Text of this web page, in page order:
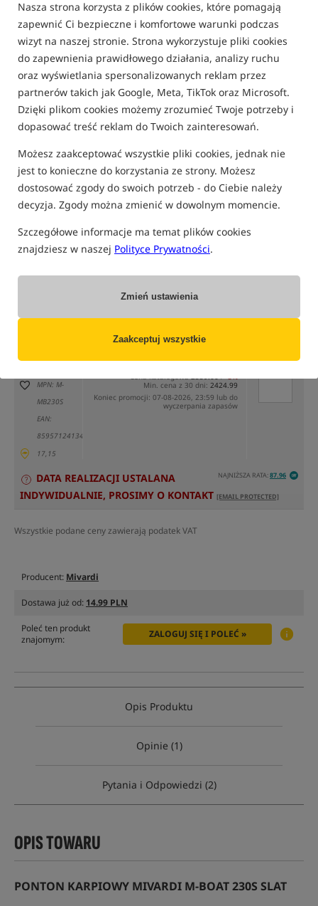
Nasza strona korzysta z plików cookies, które pomagają
zapewnić Ci bezpieczne i komfortowe warunki podczas
wizyt na naszej stronie. Strona wykorzystuje pliki cookies
do zapewnienia prawidłowego działania, analizy ruchu
oraz wyświetlania spersonalizowanych reklam przez
partnerów takich jak Google, Meta, TikTok oraz Microsoft.
Dzięki plikom cookies możemy zrozumieć Twoje potrzeby i
dopasować treść reklam do Twoich zainteresowań.
Możesz zaakceptować wszystkie pliki cookies, jednak nie
jest to konieczne do korzystania ze strony. Możesz
dostosować zgody do swoich potrzeb - do Ciebie należy
decyzja. Zgody można zmienić w dowolnym momencie.
Szczegółowe informacje ma temat plików cookies
znajdziesz w naszej Polityce Prywatności.
Zmień ustawienia
Zaakceptuj wszystkie
"naszym magazynie"
Cena PLN
Standard
MPN: M-
MB230S
EAN:
8595712413498
17,15
2424.99
Cena katalogowa2559.00/-5%
Min. cena z 30 dni: 2424.99
Koniec promocji: 07-08-2026, 23:59 lub do
wyczerpania zapasów
Podaj ilość:
NAJNIŻSZA RATA:87.96
DATA REALIZACJI USTALANA
INDYWIDUALNIE, PROSIMY O KONTAKT [EMAIL PROTECTED]
Wszystkie podane ceny zawierają podatek VAT
Producent: Mivardi
Dostawa już od: 14.99 PLN
Poleć ten produkt
znajomym:
ZALOGUJ SIĘ I POLEĆ »
Opis Produktu
Opinie (1)
Pytania i Odpowiedzi (2)
OPIS TOWARU
PONTON KARPIOWY MIVARDI M-BOAT 230S SLAT